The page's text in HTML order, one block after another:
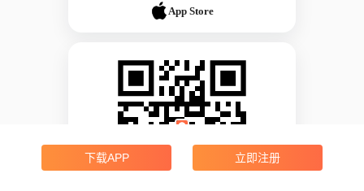
App Store
下载APP 立即注册